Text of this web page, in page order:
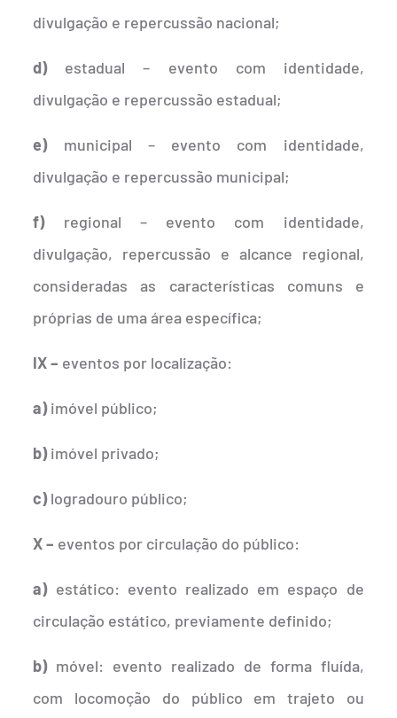
divulgação e repercussão nacional;
d)estadual – evento com identidade,
divulgação e repercussão estadual;
e)municipal – evento com identidade,
divulgação e repercussão municipal;
f) regional – evento com identidade,
divulgação, repercussão e alcance regional,
consideradas as características comuns e
próprias de uma área específica;
IX – eventos por localização:
a)imóvel público;
b)imóvel privado;
c)logradouro público;
X – eventos por circulação do público:
a)estático: evento realizado em espaço de
circulação estático, previamente definido;
b)móvel: evento realizado de forma fluída,
com locomoção do público em trajeto ou